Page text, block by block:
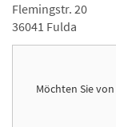
Flemingstr. 20
36041 Fulda
Möchten Sie von